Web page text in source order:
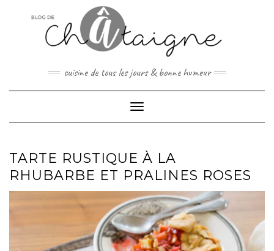
cuisine de tous les jours & bonne humeur
Toggle Navigation
TARTE RUSTIQUE À LA
RHUBARBE ET PRALINES ROSES